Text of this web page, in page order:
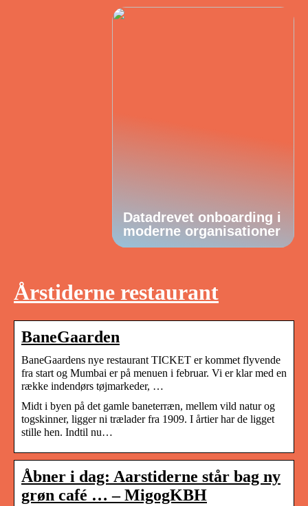
Datadrevet onboarding i
moderne organisationer
Årstiderne restaurant
BaneGaarden
BaneGaardens nye restaurant TICKET er kommet flyvende
fra start og Mumbai er på menuen i februar. Vi er klar med en
række indendørs tøjmarkeder, …
Midt i byen på det gamle baneterræn, mellem vild natur og
togskinner, ligger ni trælader fra 1909. I årtier har de ligget
stille hen. Indtil nu…
Åbner i dag: Aarstiderne står bag ny
grøn café … – MigogKBH